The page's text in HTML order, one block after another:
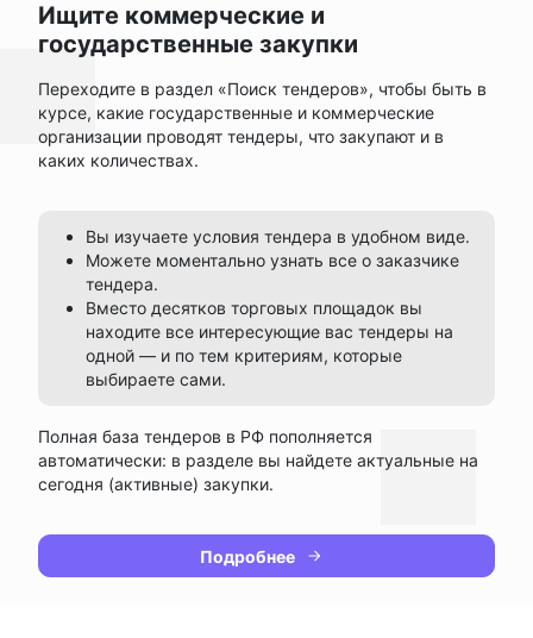
Ищите коммерческие и
государственные закупки
Переходите в раздел «Поиск тендеров», чтобы быть в
курсе, какие государственные и коммерческие
организации проводят тендеры, что закупают и в
каких количествах.
Вы изучаете условия тендера в удобном виде.
Можете моментально узнать все о заказчике
тендера.
Вместо десятков торговых площадок вы
находите все интересующие вас тендеры на
одной — и по тем критериям, которые
выбираете сами.
Полная база тендеров в РФ пополняется
автоматически: в разделе вы найдете актуальные на
сегодня (активные) закупки.
Подробнее